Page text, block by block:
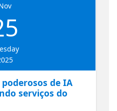
de IA
serviços do